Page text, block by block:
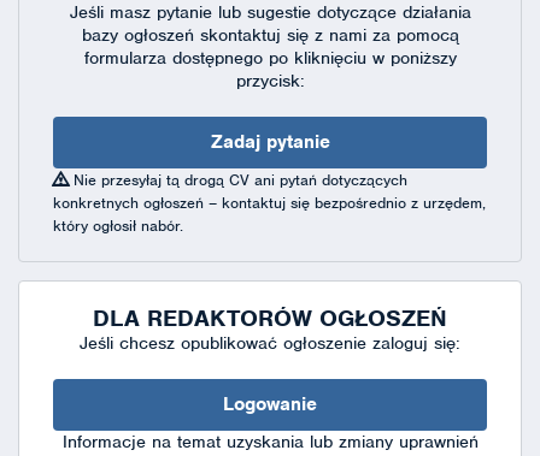
Jeśli masz pytanie lub sugestie dotyczące działania
bazy ogłoszeń skontaktuj się z nami za pomocą
formularza dostępnegopo kliknięciu w poniższy
przycisk:
Zadaj pytanie
Nie przesyłaj tą drogą CV ani pytań dotyczących
konkretnych ogłoszeń – kontaktuj się bezpośrednio z urzędem,
który ogłosił nabór.
DLA REDAKTORÓW OGŁOSZEŃ
Jeśli chcesz opublikować ogłoszenie zaloguj się:
Logowanie
Informacje na temat uzyskania lub zmiany uprawnień